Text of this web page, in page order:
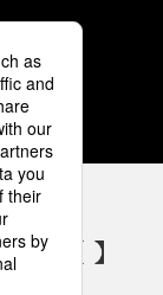
ウント